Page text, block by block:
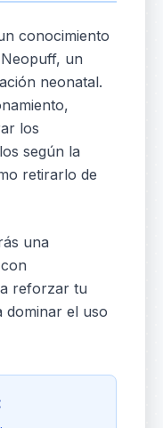
conocimiento
un
neonatal.
los
según la
retirarlo de
una
reforzar tu
dominar el uso